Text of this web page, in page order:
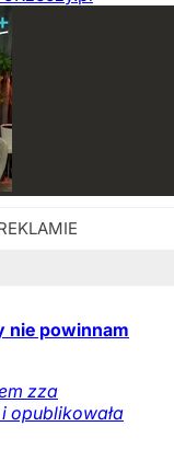
nie powinnam
zza
opublikowała